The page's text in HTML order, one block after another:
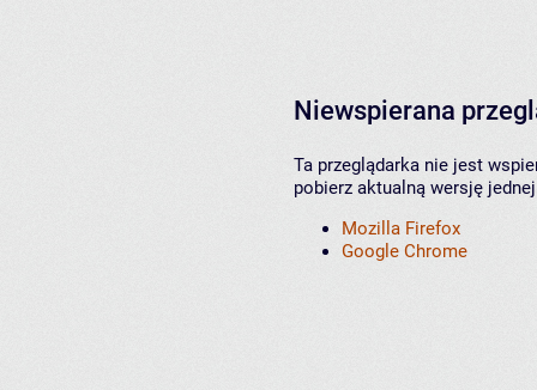
Niewspierana
Ta przeglądarka nie jest
pobierz aktualną wersję
Mozilla Firefox
Google Chrome